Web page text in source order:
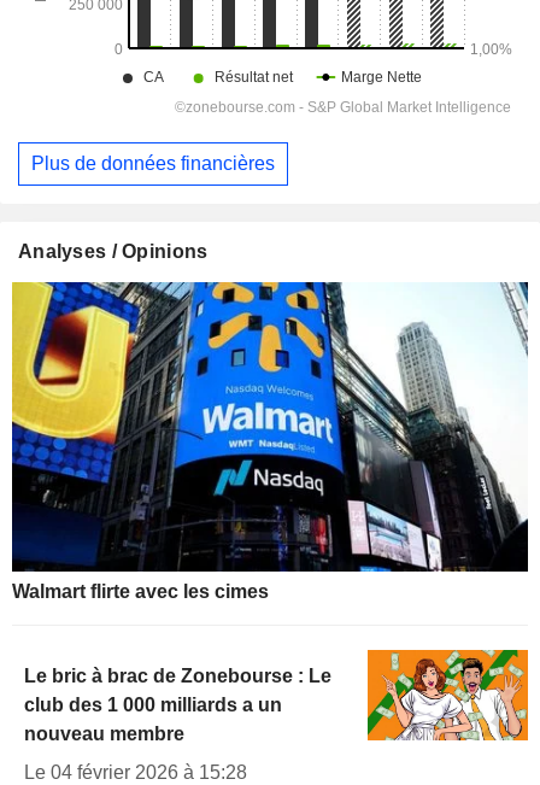
Plus de données financières
Analyses / Opinions
Walmart flirte avec les cimes
Le bric à brac de Zonebourse : Le
club des 1 000 milliards a un
nouveau membre
Le 04 février 2026 à 15:28